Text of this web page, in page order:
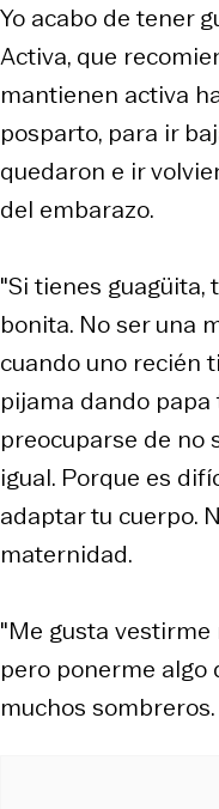
Yo acabo de tener
Activa, que
mantienen activa
posparto, para ir
quedaron e ir
del embarazo.
"Si tienes
bonita. No ser una
cuando uno recién
pijama dando papa
preocuparse de no
igual. Porque es
adaptar tu cuerpo.
maternidad.
"Me gusta
pero ponerme algo
muchos sombreros.